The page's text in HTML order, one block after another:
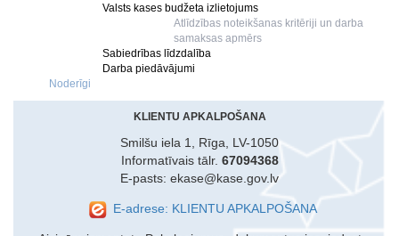
Valsts kases budžeta izlietojums
Atlīdzības noteikšanas kritēriji un darba
samaksas apmērs
Sabiedrības līdzdalība
Darba piedāvājumi
Noderīgi
KLIENTU APKALPOŠANA
Smilšu iela 1, Rīga, LV-1050
Informatīvais tālr. 67094368
E-pasts: ekase@kase.gov.lv
E-adrese: KLIENTU APKALPOŠANA